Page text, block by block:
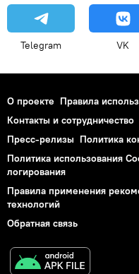
Telegram VK
О проекте Правила
Контакты и сотрудничество
Пресс-релизы Политика
Политика использования
логирования
Правила применения
технологий
Обратная связь